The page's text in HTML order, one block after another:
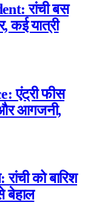
रांची बस
कई यात्री
एंट्री फीस
और आगजनी,
को बारिश
बेहाल